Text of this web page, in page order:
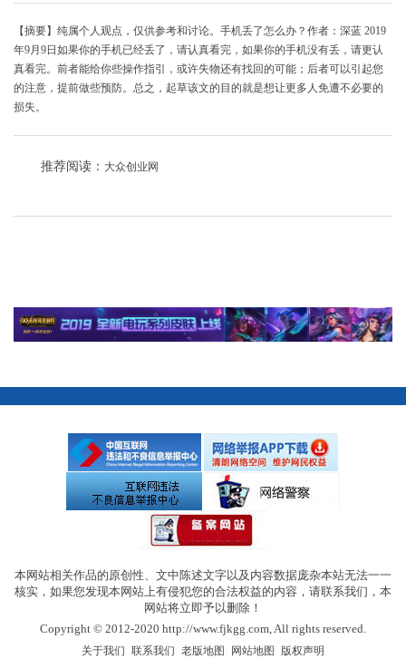
【摘要】纯属个人观点，仅供参考和讨论。手机丢了怎么办？作者：深蓝 2019
年9月9日如果你的手机已经丢了，请认真看完，如果你的手机没有丢，请更认
真看完。前者能给你些操作指引，或许失物还有找回的可能；后者可以引起您
的注意，提前做些预防。总之，起草该文的目的就是想让更多人免遭不必要的
损失。
推荐阅读： 大众创业网
本网站相关作品的原创性、文中陈述文字以及内容数据庞杂本站无法一一
核实，如果您发现本网站上有侵犯您的合法权益的内容，请联系我们，本
网站将立即予以删除！
Copyright © 2012-2020 http://www.fjkgg.com, All rights reserved.
关于我们 联系我们 老版地图 网站地图 版权声明